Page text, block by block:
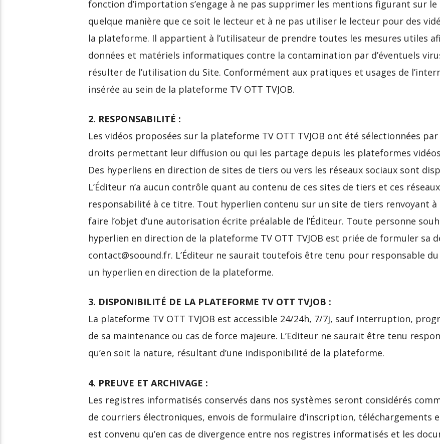
fonction d’importation s’engage à ne pas supprimer les mentions figurant sur
quelque manière que ce soit le lecteur et à ne pas utiliser le lecteur pour des
la plateforme. Il appartient à l’utilisateur de prendre toutes les mesures utiles
données et matériels informatiques contre la contamination par d’éventuels
résulter de l’utilisation du Site. Conformément aux pratiques et usages de
insérée au sein de la plateforme TV OTT TVJOB.
2. RESPONSABILITÉ :
Les vidéos proposées sur la plateforme TV OTT TVJOB ont été sélectionnées par
droits permettant leur diffusion ou qui les partage depuis les plateformes
Des hyperliens en direction de sites de tiers ou vers les réseaux sociaux sont
L’Éditeur n’a aucun contrôle quant au contenu de ces sites de tiers et ces
responsabilité à ce titre. Tout hyperlien contenu sur un site de tiers renvoyant à
faire l’objet d’une autorisation écrite préalable de l’Éditeur. Toute personne
hyperlien en direction de la plateforme TV OTT TVJOB est priée de formuler sa
contact@soound.fr. L’Éditeur ne saurait toutefois être tenu pour responsable
un hyperlien en direction de la plateforme.
3. DISPONIBILITÉ DE LA PLATEFORME TV OTT TVJOB :
La plateforme TV OTT TVJOB est accessible 24/24h, 7/7j, sauf interruption,
de sa maintenance ou cas de force majeure. L’Editeur ne saurait être tenu
qu’en soit la nature, résultant d’une indisponibilité de la plateforme.
4. PREUVE ET ARCHIVAGE :
Les registres informatisés conservés dans nos systèmes seront considérés
de courriers électroniques, envois de formulaire d’inscription, téléchargements
est convenu qu’en cas de divergence entre nos registres informatisés et les